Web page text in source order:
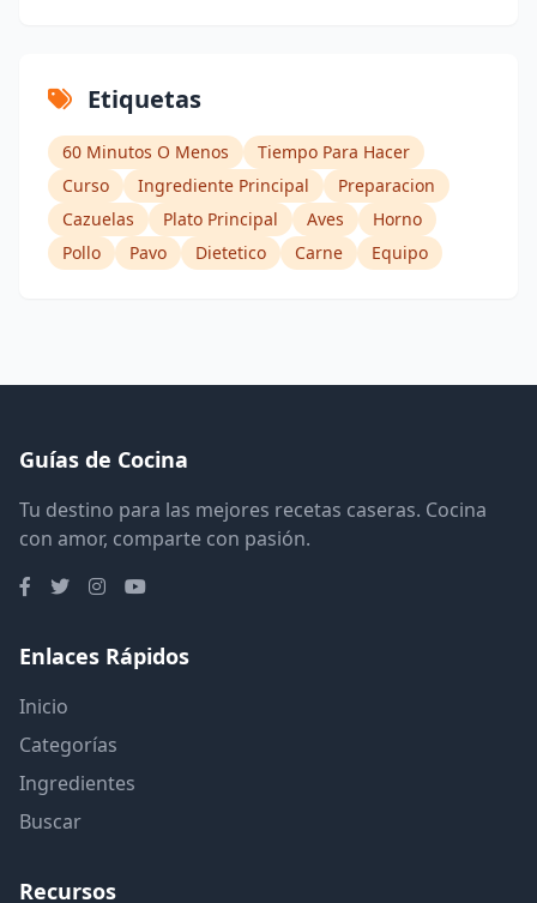
Etiquetas
60 Minutos O Menos
Tiempo Para Hacer
Curso
Ingrediente Principal
Preparacion
Cazuelas
Plato Principal Aves
Horno
Pollo
Pavo Dietetico Carne Equipo
Guías de Cocina
Tu destino para las mejores recetas caseras. Cocina
con amor, comparte con pasión.
Enlaces Rápidos
Inicio
Categorías
Ingredientes
Buscar
Recursos